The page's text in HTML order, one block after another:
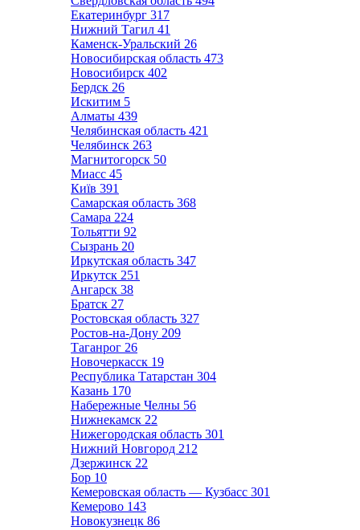
Екатеринбург 317
Нижний Тагил 41
Каменск-Уральский 26
Новосибирская область 473
Новосибирск 402
Бердск 26
Искитим 5
Алматы 439
Челябинская область 421
Челябинск 263
Магнитогорск 50
Миасс 45
Київ 391
Самарская область 368
Самара 224
Тольятти 92
Сызрань 20
Иркутская область 347
Иркутск 251
Ангарск 38
Братск 27
Ростовская область 327
Ростов-на-Дону 209
Таганрог 26
Новочеркасск 19
Республика Татарстан 304
Казань 170
Набережные Челны 56
Нижнекамск 22
Нижегородская область 301
Нижний Новгород 212
Дзержинск 22
Бор 10
Кемеровская область — Кузбасс 301
Кемерово 143
Новокузнецк 86